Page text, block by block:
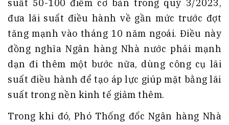
suất 50-100 điểm cơ bản trong quý 3/2023,
đưa lãi suất điều hành về gần mức trước đợt
tăng mạnh vào tháng 10 năm ngoái. Điều này
đồng nghĩa Ngân hàng Nhà nước phải mạnh
dạn đi thêm một bước nữa, dùng công cụ lãi
suất điều hành để tạo áp lực giúp mặt bằng lãi
suất trong nền kinh tế giảm thêm.
Trong khi đó, Phó Thống đốc Ngân hàng Nhà